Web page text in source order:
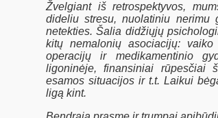
Žvelgiant iš retrospektyvos,
dideliu stresu, nuolatiniu nerimu
netekties. Šalia didžiųjų
kitų nemalonių asociacijų:
operacijų ir medikamentinio
ligoninėje, finansiniai rūpesčiai
esamos situacijos ir t.t. Laikui
ligą kint.